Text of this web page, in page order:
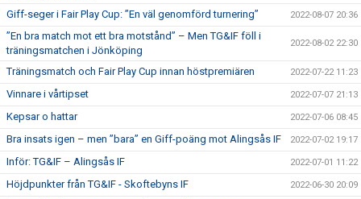
Giff-seger i Fair Play Cup: ”En väl genomförd turnering” 2022-08-07 20:36
”En bra match mot ett bra motstånd” – Men TG&IF föll i
träningsmatchen i Jönköping
2022-08-02 22:30
Träningsmatch och Fair Play Cup innan höstpremiären 2022-07-22 11:23
Vinnare i vårtipset 2022-07-07 21:13
Kepsar o hattar 2022-07-06 08:45
Bra insats igen – men ”bara” en Giff-poäng mot Alingsås IF 2022-07-02 19:17
Inför: TG&IF – Alingsås IF 2022-07-01 11:22
Höjdpunkter från TG&IF - Skoftebyns IF 2022-06-30 20:09